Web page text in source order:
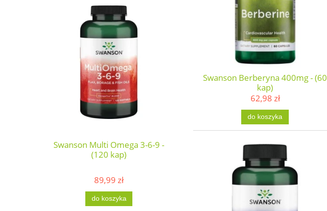
Swanson Multi Omega 3-6-9 -
(120 kap)
89,99 zł
do koszyka
Swanson Berberyna 400mg - (60
kap)
62,98 zł
do koszyka